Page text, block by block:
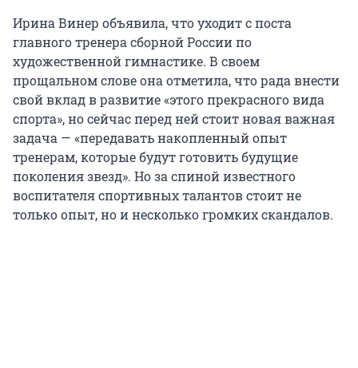
Ирина Винер объявила, что уходит с поста
главного тренера сборной России по
художественной гимнастике. В своем
прощальном слове она отметила, что рада внести
свой вклад в развитие «этого прекрасного вида
спорта», но сейчас перед ней стоит новая важная
задача — «передавать накопленный опыт
тренерам, которые будут готовить будущие
поколения звезд». Но за спиной известного
воспитателя спортивных талантов стоит не
только опыт, но и несколько громких скандалов.